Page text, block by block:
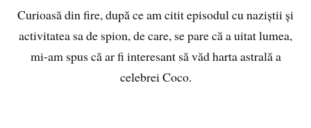
Curioasă din fire, după ce am citit episodul cu naziștii și
activitatea sa de spion, de care, se pare că a uitat lumea,
mi-am spus că ar fi interesant să văd harta astrală a
celebrei Coco.